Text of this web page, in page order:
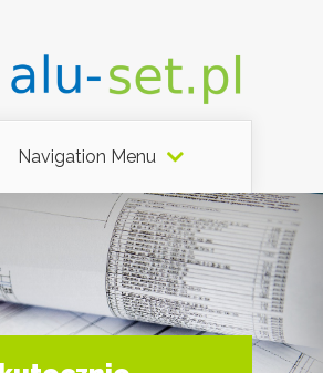
Navigation Menu